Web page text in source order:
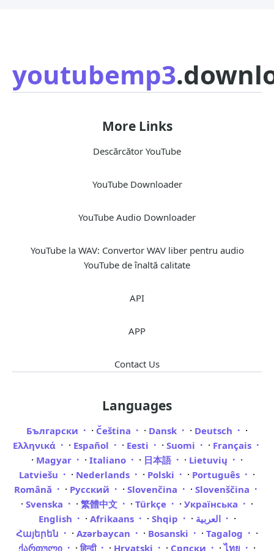
youtubemp3
More Links
Descărcător YouTube
YouTube Downloader
YouTube Audio Downloader
YouTube la WAV: Convertor WAV liber pentru audio
YouTube de înaltă calitate
API
APP
Contact Us
Languages
Български · Čeština · Dansk · Deutsch ·
Ελληνικά · Español · Eesti · Suomi · Français
· Magyar · Italiano · 日本語 · Lietuvių ·
Latviešu · Nederlands · Polski · Português ·
Română · Русский · Slovenčina · Slovenščina
· Svenska · 繁體中文 · Türkçe · Українська ·
English · Afrikaans · Shqip · العربية ·
Հայերեն · Azərbaycan · Bosanski · Tagalog ·
ქართული · हिन्दी · Hrvatski · Српски ·ไทย ·